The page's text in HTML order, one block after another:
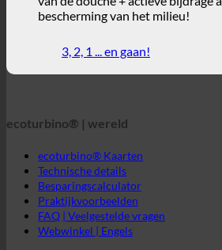
Technische details
Besparingscalculator
Praktijkvoorbeelden
FAQ | Veelgestelde vragen
Webwinkel | Engels